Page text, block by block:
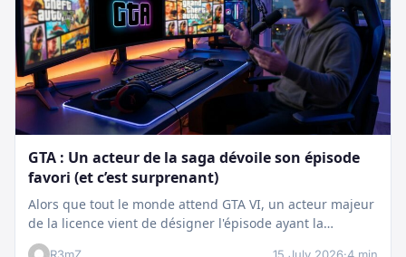
GTA : Un acteur de la saga dévoile son épisode
favori (et c’est surprenant)
Alors que tout le monde attend GTA VI, un acteur majeur
de la licence vient de désigner l'épisode ayant la…
R3mZ 15 July 2026·4 min